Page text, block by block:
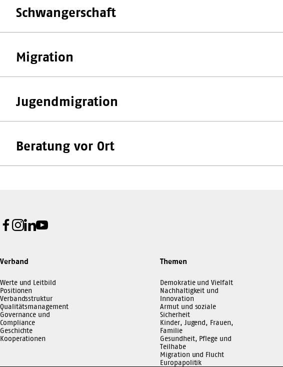
Schwangerschaft
Migration
Jugendmigration
Beratung vor Ort
Facebook
Instagram
LinkedIn
Youtube
Verband
Werte und Leitbild
Positionen
Verbandsstruktur
Qualitätsmanagement
Governance und
Compliance
Geschichte
Kooperationen
Themen
Demokratie und Vielfalt
Nachhaltigkeit und
Innovation
Armut und soziale
Sicherheit
Kinder, Jugend, Frauen,
Familie
Gesundheit, Pflege und
Teilhabe
Migration und Flucht
Europapolitik